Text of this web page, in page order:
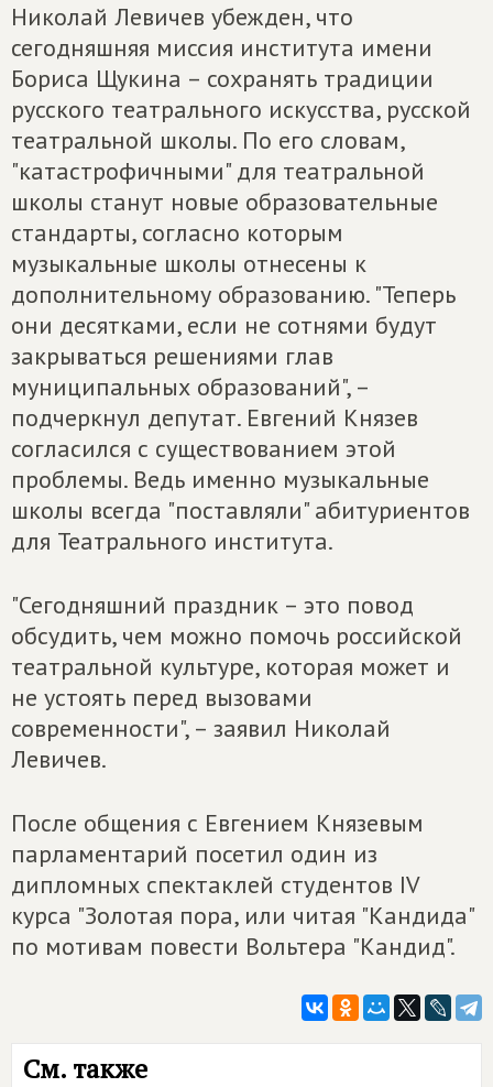
Николай Левичев убежден, что
сегодняшняя миссия института имени
Бориса Щукина – сохранять традиции
русского театрального искусства, русской
театральной школы. По его словам,
"катастрофичными" для театральной
школы станут новые образовательные
стандарты, согласно которым
музыкальные школы отнесены к
дополнительному образованию. "Теперь
они десятками, если не сотнями будут
закрываться решениями глав
муниципальных образований", –
подчеркнул депутат. Евгений Князев
согласился с существованием этой
проблемы. Ведь именно музыкальные
школы всегда "поставляли" абитуриентов
для Театрального института.
"Сегодняшний праздник – это повод
обсудить, чем можно помочь российской
театральной культуре, которая может и
не устоять перед вызовами
современности", – заявил Николай
Левичев.
После общения с Евгением Князевым
парламентарий посетил один из
дипломных спектаклей студентов IV
курса "Золотая пора, или читая "Кандида"
по мотивам повести Вольтера "Кандид".
См. также